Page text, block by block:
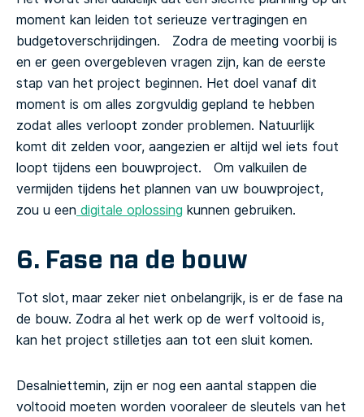
moment kan leiden tot serieuze vertragingen en
budgetoverschrijdingen.
Zodra de meeting voorbij is
en er geen overgebleven vragen zijn, kan de eerste
stap van het project beginnen. Het doel vanaf dit
moment is om alles zorgvuldig gepland te hebben
zodat alles verloopt zonder problemen. Natuurlijk
komt dit zelden voor, aangezien er altijd wel iets fout
loopt tijdens een bouwproject.
Om valkuilen de
vermijden tijdens het plannen van uw bouwproject,
zou u een digitale oplossing kunnen gebruiken.
6. Fase na de bouw
Tot slot, maar zeker niet onbelangrijk, is er de fase na
de bouw. Zodra al het werk op de werf voltooid is,
kan het project stilletjes aan tot een sluit komen.
Desalniettemin, zijn er nog een aantal stappen die
voltooid moeten worden vooraleer de sleutels van het